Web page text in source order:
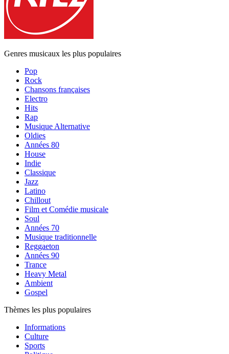
Genres musicaux les plus populaires
Pop
Rock
Chansons françaises
Electro
Hits
Rap
Musique Alternative
Oldies
Années 80
House
Indie
Classique
Jazz
Latino
Chillout
Film et Comédie musicale
Soul
Années 70
Musique traditionnelle
Reggaeton
Années 90
Trance
Heavy Metal
Ambient
Gospel
Thèmes les plus populaires
Informations
Culture
Sports